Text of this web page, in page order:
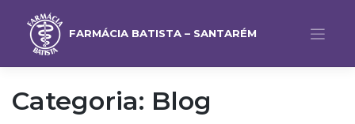
FARMÁCIA BATISTA – SANTARÉM
Categoria: Blog